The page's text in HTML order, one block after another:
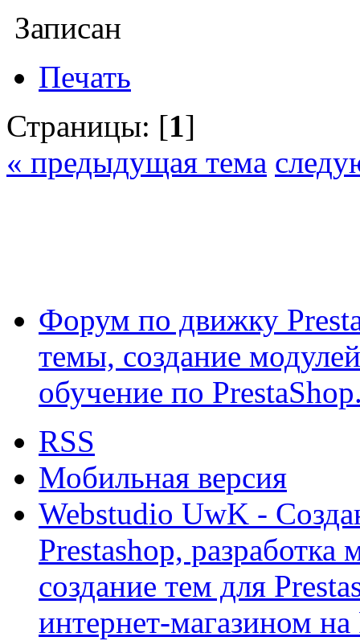
Записан
Печать
Страницы: [1]
« предыдущая тема
Форум по движку
темы, создание
обучение по
RSS
Мобильная версия
Webstudio UwK -
Prestashop, разработка
создание тем для
интернет-магазином на